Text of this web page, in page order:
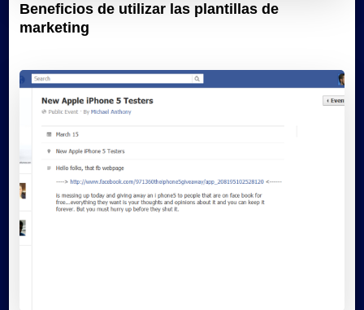
Beneficios de utilizar las plantillas de
marketing